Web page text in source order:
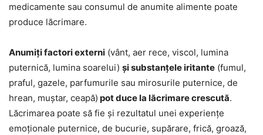
medicamente sau consumul de anumite alimente poate
produce lăcrimare.
Anumiți factori externi (vânt, aer rece, viscol, lumina
puternică, lumina soarelui) și substanțele iritante (fumul,
praful, gazele, parfumurile sau mirosurile puternice, de
hrean, muștar, ceapă) pot duce la lăcrimare crescută.
Lăcrimarea poate să fie și rezultatul unei experiențe
emoționale puternice, de bucurie, supărare, frică, groază,